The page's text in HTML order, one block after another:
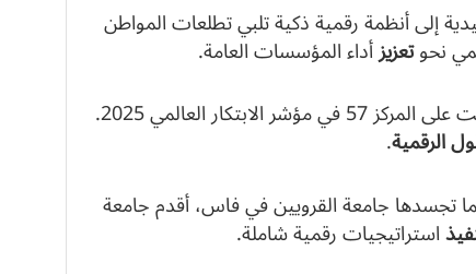
إلى أنظمة رقمية ذكية تلبي تطلعات المواطن
نحوتعزيزأداء المؤسسات العامة.
حققت المملكة المغربية تقدماً ملحوظاً، حيث حصلت على المركز 57 في مؤشر الابتكار العالمي 2025.
الرقمية.
تجسدها جامعة القرويين في فاس، أقدم جامعة
استراتيجيات رقمية شاملة.